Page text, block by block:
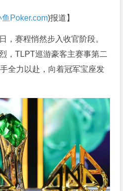
鱼Poker.com)报道】
，赛程悄然步入收官阶段。
，TLPT巡游豪客主赛事第二
全力以赴，向着冠军宝座发